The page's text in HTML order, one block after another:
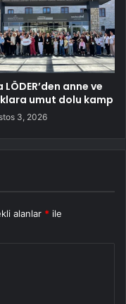
LÖDER’den anne ve
umut dolu kamp
3, 2026
alanlar * ile